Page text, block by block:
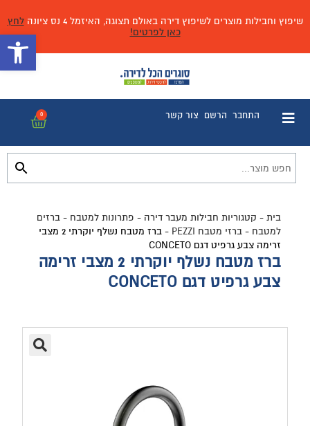
שיפוץ וחבילות מוצרים לשיפוץ דירה באולם תצוגה, האיזמל 4 נס ציונה
לחץ
כאן לפרטים!
התחבר הרשם צור קשר 0
בית - קטגוריות חבילות מעבר דירה - פתרונות למטבח -ברזים
למטבח -ברזי מטבח PEZZI -
ברז מטבח נשלף יוקרתי 2 מצבי
זרימה צבע גרפיט דגם CONCETO
ברז מטבח נשלף יוקרתי 2 מצבי זרימה
צבע גרפיט דגם CONCETO